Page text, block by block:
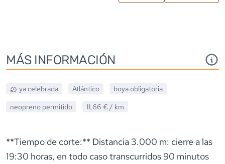
MÁS INFORMACIÓN
ya celebrada Atlántico
boya obligatoria
neopreno permitido 11,66 € / km
**Tiempo de corte:** Distancia 3.000 m: cierre a las
19:30 horas, en todo caso transcurridos 90 minutos